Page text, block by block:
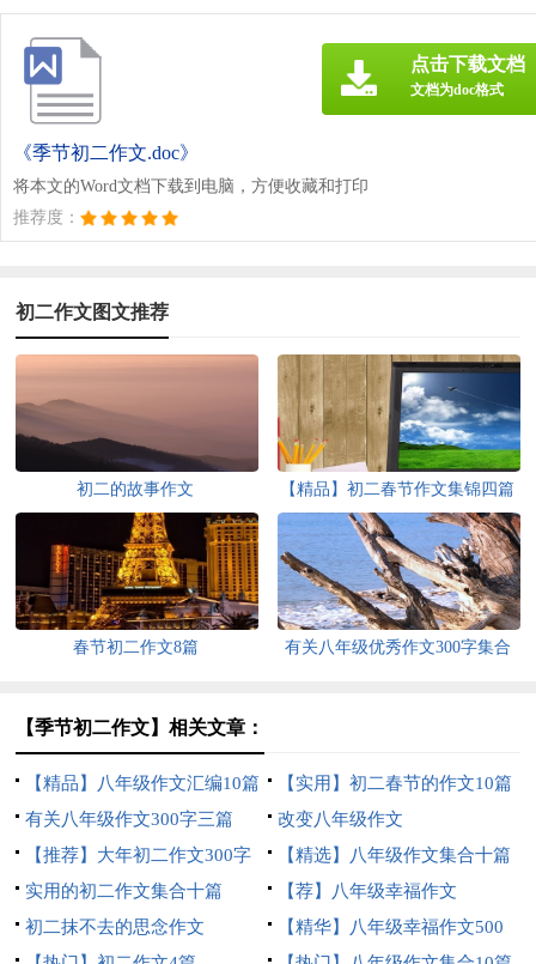
《季节初二作文.doc》
将本文的Word文档下载到电脑，方便收藏和打印
推荐度：
点击下载文档
文档为doc格式
初二作文图文推荐
初二的故事作文 【精品】初二春节作文集锦四篇
春节初二作文8篇
有关八年级优秀作文300字集合
【季节初二作文】相关文章：
【精品】八年级作文汇编10篇
【实用】初二春节的作文10篇
有关八年级作文300字三篇
改变八年级作文
【推荐】大年初二作文300字
四篇
【精选】八年级作文集合十篇
实用的初二作文集合十篇
【荐】八年级幸福作文
初二抹不去的思念作文
【精华】八年级幸福作文500